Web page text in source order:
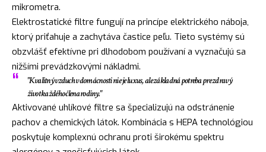
mikrometra.
Elektrostatické filtre fungují na princípe elektrického náboja,
ktorý priťahuje a zachytáva častice peľu. Tieto systémy sú
obzvlášť efektívne pri dlhodobom používaní a vyznačujú sa
nižšími prevádzkovými nákladmi.
"Kvalitný vzduch v domácnosti nie je luxus, ale základná potreba pre zdravý
život každého člena rodiny."
Aktivované uhlíkové filtre sa špecializujú na odstránenie
pachov a chemických látok. Kombinácia s HEPA technológiou
poskytuje komplexnú ochranu proti širokému spektru